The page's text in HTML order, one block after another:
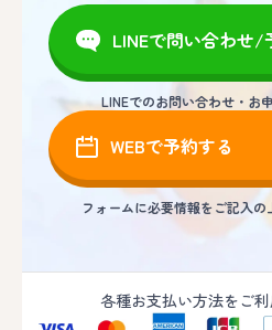
LINEで問い合わせ/
LINEでのお問い合わせ・お
WEBで予約する
フォームに必要情報をご記入の
各種お支払い方法をご利